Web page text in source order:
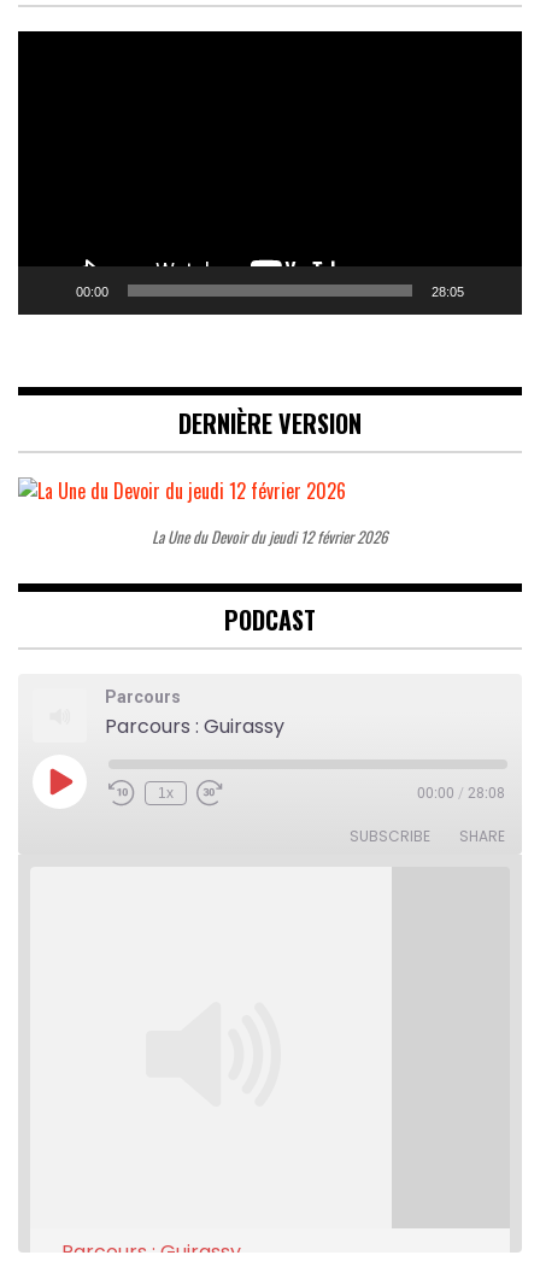
00:00 28:05
DERNIÈRE VERSION
La Une du Devoir du jeudi 12 février 2026
PODCAST
Parcours
Parcours : Guirassy
Play
Episode
Rewind
1x
Fast
00:00 / 28:08
SUBSCRIBE SHARE
Parcours : Guirassy